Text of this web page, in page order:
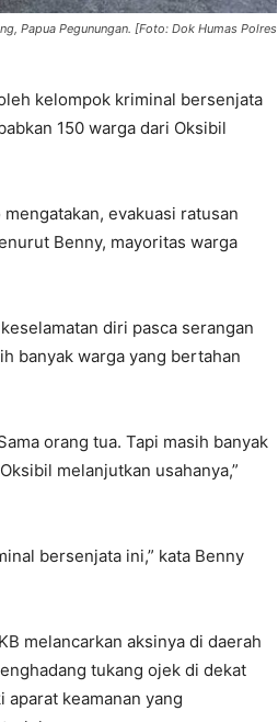
Papua Pegunungan. [Foto: Dok Humas Polres
kelompok kriminal bersenjata
150 warga dari Oksibil
evakuasi ratusan
Benny, mayoritas warga
diri pasca serangan
banyak warga yang bertahan
orang tua. Tapi masih banyak
melanjutkan usahanya,”
bersenjata ini,” kata Benny
melancarkan aksinya di daerah
tukang ojek di dekat
aparat keamanan yang